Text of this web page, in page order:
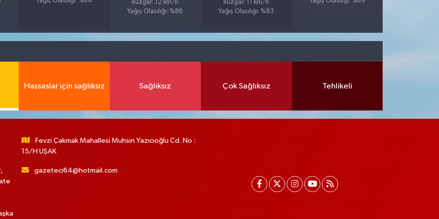
Rüzgar: 12 km/h
Yağış Olasılığı: %86
Rüzgar: 11 km/h
Yağış Olasılığı: %83
Hassaslar için sağlıksız Sağlıksız Çok Sağlıksız Tehlikeli
Fevzi Çakmak Mahallesi Muhsin Yazıcıoğlu Cd. No :
15/H UŞAK
gazeteci64@hotmail.com